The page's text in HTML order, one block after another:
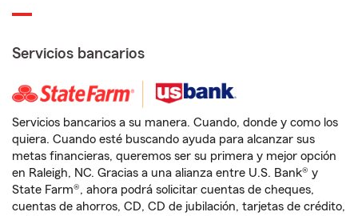
Servicios bancarios
Servicios bancarios a su manera. Cuando, donde y como los
quiera. Cuando esté buscando ayuda para alcanzar sus
metas financieras, queremos ser su primera y mejor opción
en Raleigh, NC. Gracias a una alianza entre U.S. Bank® y
State Farm®, ahora podrá solicitar cuentas de cheques,
cuentas de ahorros, CD, CD de jubilación, tarjetas de crédito,